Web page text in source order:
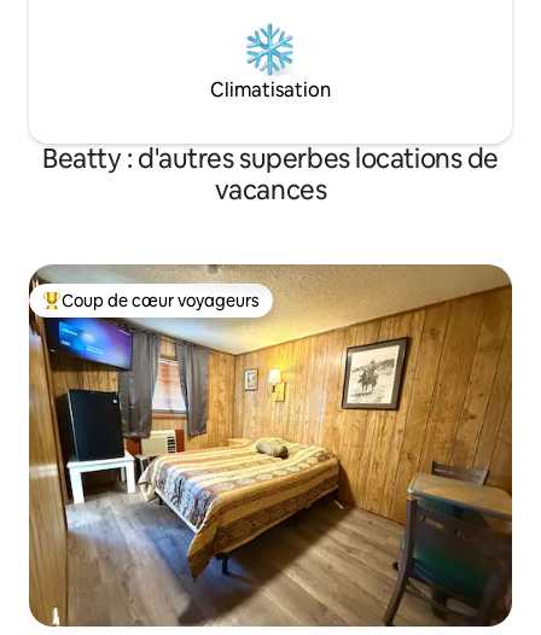
Climatisation
Beatty : d'autres superbes locations de
vacances
Coups de cœur voyageurs les plus appréciés
Coup de cœur voyageurs